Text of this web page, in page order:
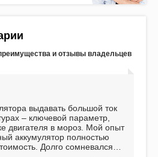
и отзывы владельцев
выдавать большой ток
– ключевой параметр,
двигателя в мороз. Мой опыт
аккумулятор полностью
Долго сомневался